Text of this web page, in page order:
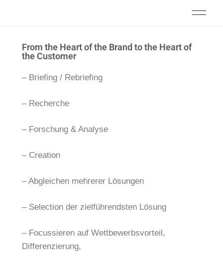
From the Heart of the Brand to the Heart of
the Customer
– Briefing / Rebriefing
– Recherche
– Forschung & Analyse
– Creation
– Abgleichen mehrerer Lösungen
– Selection der zielführendsten Lösung
– Focussieren auf Wettbewerbsvorteil,
Differenzierung,